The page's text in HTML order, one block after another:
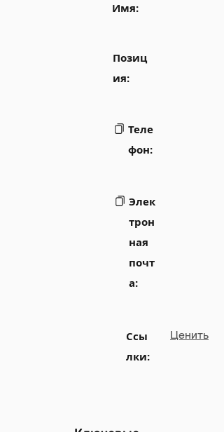
Имя:
Позиц
ия:
Теле
фон:
Элек
трон
ная
почт
а:
Ссы
лки:
Ценить